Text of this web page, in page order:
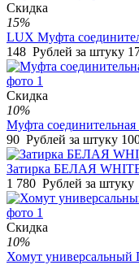
Скидка
15%
LUX Муфта
148 Рублей за штуку
Скидка
10%
Муфта
90 Рублей за штуку
Затирка БЕЛАЯ
1 780 Рублей за штуку
Скидка
10%
Хомут